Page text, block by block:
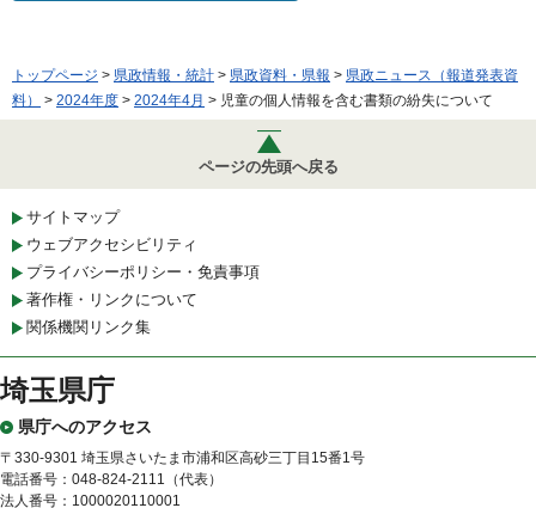
トップページ > 県政情報・統計 > 県政資料・県報 > 県政ニュース（報道発表資
料）
> 2024年度 > 2024年4月 > 児童の個人情報を含む書類の紛失について
ページの先頭へ戻る
サイトマップ
ウェブアクセシビリティ
プライバシーポリシー・免責事項
著作権・リンクについて
関係機関リンク集
埼玉県庁
県庁へのアクセス
〒330-9301 埼玉県さいたま市浦和区高砂三丁目15番1号
電話番号：048-824-2111（代表）
法人番号：1000020110001